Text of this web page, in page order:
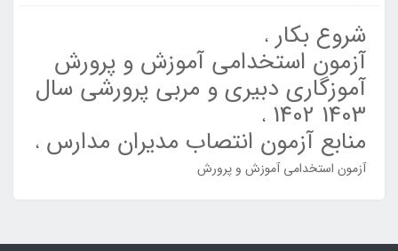
شروع بکار
آزمون استخدامی آموزش و پرورش
آموزگاری دبیری و مربی پرورشی سال
1403 1402
منابع آزمون انتصاب مدیران مدارس
آزمون استخدامی آموزش و پرورش